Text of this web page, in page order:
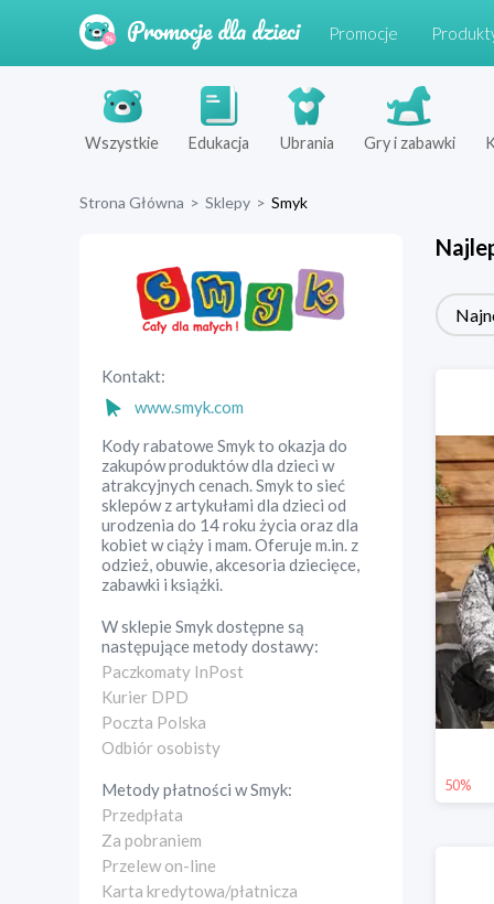
Promocje
Wszystkie Edukacja Ubrania Gry i zabawki
Strona Główna > Sklepy > Smyk
Kontakt:
www.smyk.com
Kody rabatowe Smyk to okazja do
zakupów produktów dla dzieci w
atrakcyjnych cenach. Smyk to sieć
sklepów z artykułami dla dzieci od
urodzenia do 14 roku życia oraz dla
kobiet w ciąży i mam. Oferuje m.in. z
odzież, obuwie, akcesoria dziecięce,
zabawki i książki.
W sklepieSmykdostępne są
następujące metody dostawy:
Paczkomaty InPost
Kurier DPD
Poczta Polska
Odbiór osobisty
Metody płatności wSmyk:
Przedpłata
Za pobraniem
Przelew on-line
Karta kredytowa/płatnicza
50%